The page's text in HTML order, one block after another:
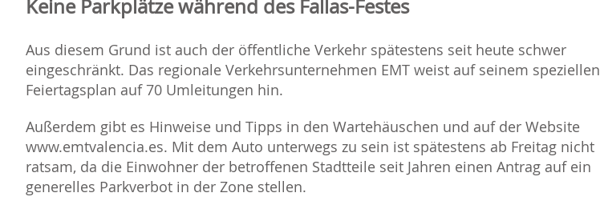
Keine Parkplätze während des Fallas-Festes
Aus diesem Grund ist auch der öffentliche Verkehr spätestens seit heute schwer
eingeschränkt. Das regionale Verkehrsunternehmen EMT weist auf seinem speziellen
Feiertagsplan auf 70 Umleitungen hin.
Außerdem gibt es Hinweise und Tipps in den Wartehäuschen und auf der Website
www.emtvalencia.es. Mit dem Auto unterwegs zu sein ist spätestens ab Freitag nicht
ratsam, da die Einwohner der betroffenen Stadtteile seit Jahren einen Antrag auf ein
generelles Parkverbot in der Zone stellen.